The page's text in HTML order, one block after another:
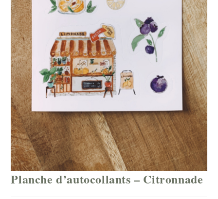
Planche d’autocollants – Citronnade